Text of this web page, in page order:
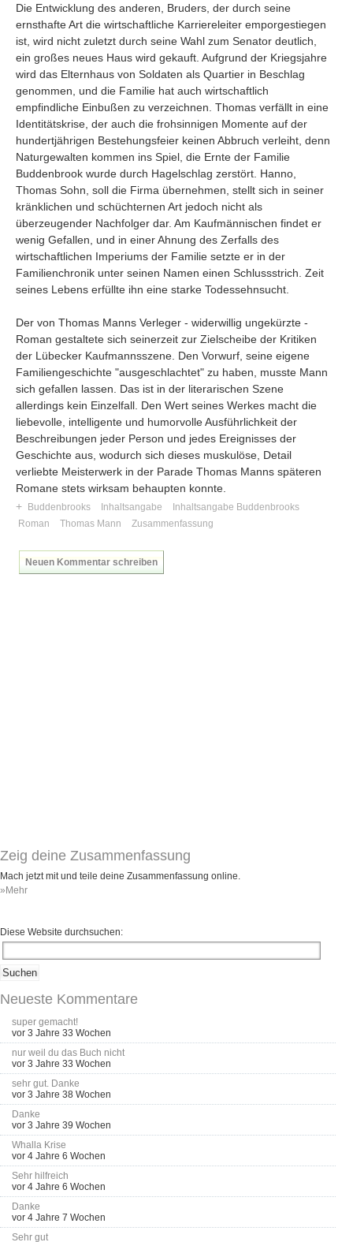
Die Entwicklung des anderen, Bruders, der durch seine
ernsthafte Art die wirtschaftliche Karriereleiter emporgestiegen
ist, wird nicht zuletzt durch seine Wahl zum Senator deutlich,
ein großes neues Haus wird gekauft. Aufgrund der Kriegsjahre
wird das Elternhaus von Soldaten als Quartier in Beschlag
genommen, und die Familie hat auch wirtschaftlich
empfindliche Einbußen zu verzeichnen. Thomas verfällt in eine
Identitätskrise, der auch die frohsinnigen Momente auf der
hundertjährigen Bestehungsfeier keinen Abbruch verleiht, denn
Naturgewalten kommen ins Spiel, die Ernte der Familie
Buddenbrook wurde durch Hagelschlag zerstört. Hanno,
Thomas Sohn, soll die Firma übernehmen, stellt sich in seiner
kränklichen und schüchternen Art jedoch nicht als
überzeugender Nachfolger dar. Am Kaufmännischen findet er
wenig Gefallen, und in einer Ahnung des Zerfalls des
wirtschaftlichen Imperiums der Familie setzte er in der
Familienchronik unter seinen Namen einen Schlussstrich. Zeit
seines Lebens erfüllte ihn eine starke Todessehnsucht.
Der von Thomas Manns Verleger - widerwillig ungekürzte -
Roman gestaltete sich seinerzeit zur Zielscheibe der Kritiken
der Lübecker Kaufmannsszene. Den Vorwurf, seine eigene
Familiengeschichte "ausgeschlachtet" zu haben, musste Mann
sich gefallen lassen. Das ist in der literarischen Szene
allerdings kein Einzelfall. Den Wert seines Werkes macht die
liebevolle, intelligente und humorvolle Ausführlichkeit der
Beschreibungen jeder Person und jedes Ereignisses der
Geschichte aus, wodurch sich dieses muskulöse, Detail
verliebte Meisterwerk in der Parade Thomas Manns späteren
Romane stets wirksam behaupten konnte.
+
Buddenbrooks Inhaltsangabe
Inhaltsangabe Buddenbrooks
Roman
Thomas Mann Zusammenfassung
Neuen Kommentar schreiben
Zeig deine Zusammenfassung
Mach jetzt mit und teile deine Zusammenfassung online.
»Mehr
Diese Website durchsuchen:
Neueste Kommentare
super gemacht!
vor 3 Jahre 33 Wochen
nur weil du das Buch nicht
vor 3 Jahre 33 Wochen
sehr gut. Danke
vor 3 Jahre 38 Wochen
Danke
vor 3 Jahre 39 Wochen
Whalla Krise
vor 4 Jahre 6 Wochen
Sehr hilfreich
vor 4 Jahre 6 Wochen
Danke
vor 4 Jahre 7 Wochen
Sehr gut